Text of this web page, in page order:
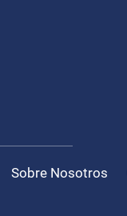
Sobre Nosotros